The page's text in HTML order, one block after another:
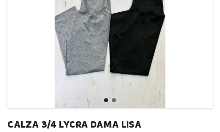
CALZA 3/4 LYCRA DAMA LISA